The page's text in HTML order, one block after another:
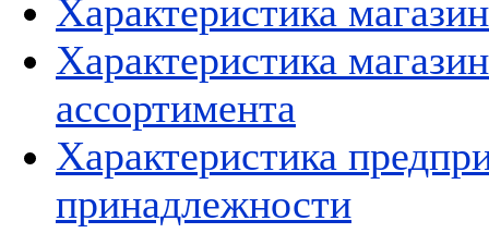
Характеристика
Характеристика
ассортимента
Характеристика
принадлежности